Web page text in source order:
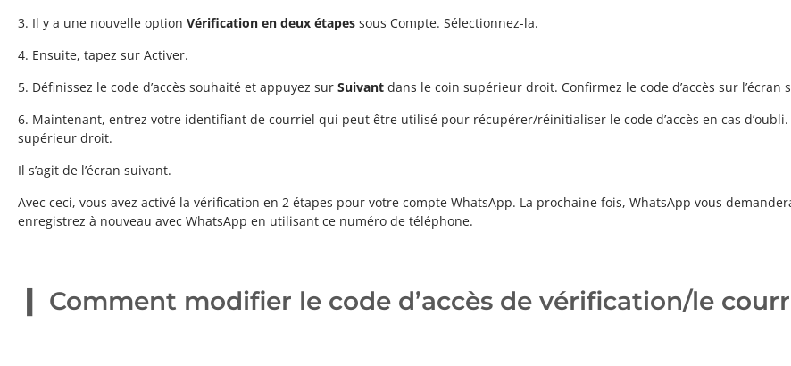
3. Il y a une nouvelle option Vérification en deux étapes sous Compte. Sélectionnez-la.
4. Ensuite, tapez sur Activer.
5. Définissez le code d’accès souhaité et appuyez sur Suivant dans le coin supérieur droit. Confirmez le code d’accès sur l’écran
6. Maintenant, entrez votre identifiant de courriel qui peut être utilisé pour récupérer/réinitialiser le code d’accès en cas d’oubli.
supérieur droit.
Il s’agit de l’écran suivant.
Avec ceci, vous avez activé la vérification en 2 étapes pour votre compte WhatsApp. La prochaine fois, WhatsApp vous
enregistrez à nouveau avec WhatsApp en utilisant ce numéro de téléphone.
Comment modifier le code d’accès de vérification/le